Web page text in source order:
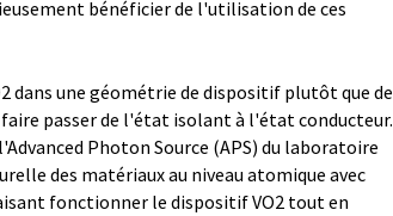
bénéficier de l'utilisation de ces
dans une géométrie de dispositif plutôt que de
passer de l'état isolant à l'état conducteur.
Photon Source (APS) du laboratoire
des matériaux au niveau atomique avec
fonctionner le dispositif VO2 tout en